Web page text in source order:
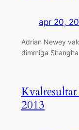
apr 20,
Adrian Newey
dimmiga
2013